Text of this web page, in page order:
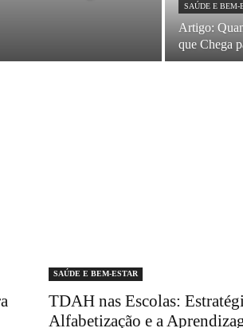
SAÚDE E BEM-
Artigo:
que Chega
SAÚDE E BEM-ESTAR
TDAH nas Escolas:
Alfabetização e a